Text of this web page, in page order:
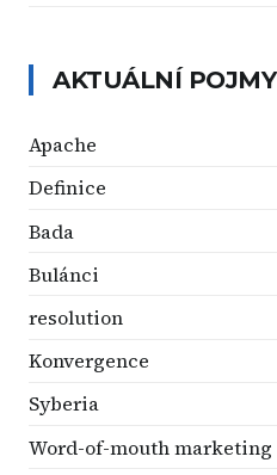
AKTUÁLNÍ POJMY
Apache
Definice
Bada
Bulánci
resolution
Konvergence
Syberia
Word-of-mouth marketing